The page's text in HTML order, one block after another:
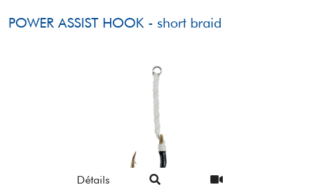
POWER ASSIST HOOK - short braid
Détails